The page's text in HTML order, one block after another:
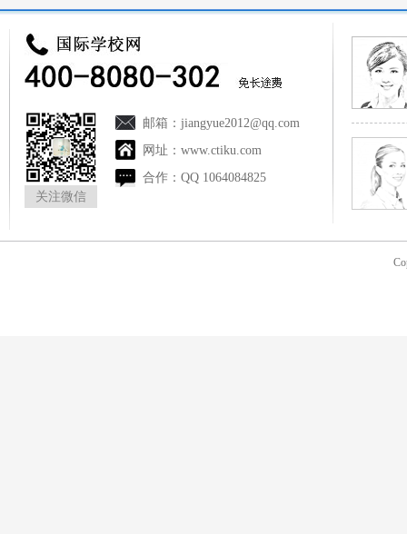
关注微信
邮箱： jiangyue2012@qq.com
网址： www.ctiku.com
合作： QQ 1064084825